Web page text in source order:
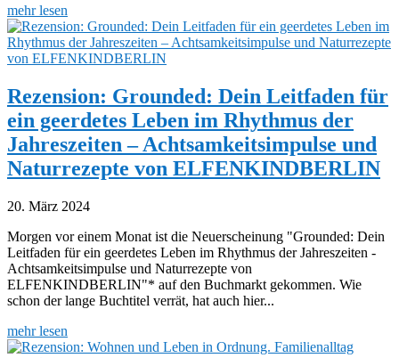
mehr lesen
Rezension: Grounded: Dein Leitfaden für
ein geerdetes Leben im Rhythmus der
Jahreszeiten – Achtsamkeitsimpulse und
Naturrezepte von ELFENKINDBERLIN
20. März 2024
Morgen vor einem Monat ist die Neuerscheinung "Grounded: Dein
Leitfaden für ein geerdetes Leben im Rhythmus der Jahreszeiten -
Achtsamkeitsimpulse und Naturrezepte von
ELFENKINDBERLIN"* auf den Buchmarkt gekommen. Wie
schon der lange Buchtitel verrät, hat auch hier...
mehr lesen